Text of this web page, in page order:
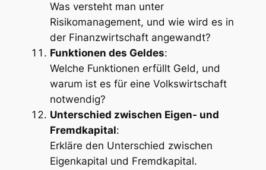
Was versteht man unter
Risikomanagement, und wie wird es in
der Finanzwirtschaft angewandt?
Funktionen des Geldes:
Welche Funktionen erfüllt Geld, und
warum ist es für eine Volkswirtschaft
notwendig?
Unterschied zwischen Eigen- und
Fremdkapital:
Erkläre den Unterschied zwischen
Eigenkapital und Fremdkapital.